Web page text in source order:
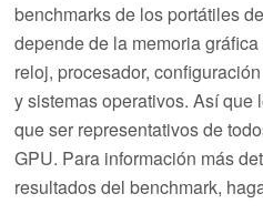
benchmarks de los portátiles
depende de la memoria
reloj, procesador,
y sistemas operativos. Así que
que ser representativos de
GPU. Para información más
resultados del benchmark,